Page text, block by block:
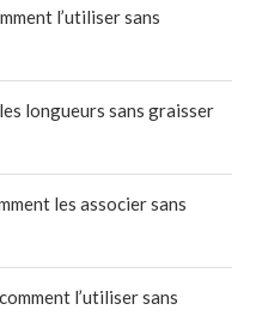
l’utiliser sans
longueurs sans graisser
les associer sans
l’utiliser sans